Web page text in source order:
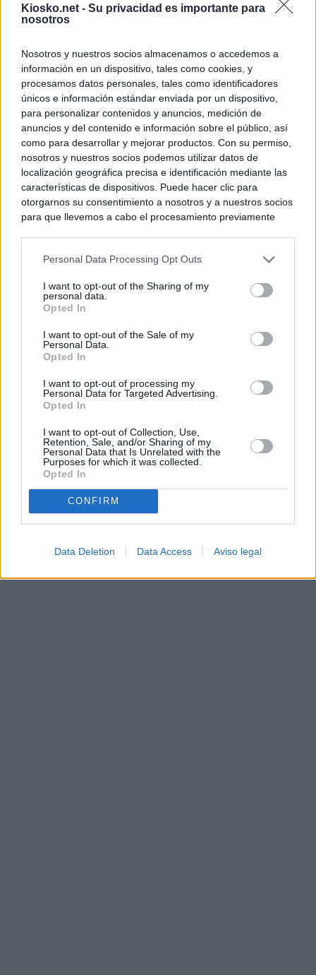
Kiosko.net - Su privacidad es importante para
nosotros
Nosotros y nuestros socios almacenamos o accedemos a
información en un dispositivo, tales como cookies, y
procesamos datos personales, tales como identificadores
únicos e información estándar enviada por un dispositivo,
para personalizar contenidos y anuncios, medición de
anuncios y del contenido e información sobre el público, así
como para desarrollar y mejorar productos. Con su permiso,
nosotros y nuestros socios podemos utilizar datos de
localización geográfica precisa e identificación mediante las
características de dispositivos. Puede hacer clic para
otorgarnos su consentimiento a nosotros y a nuestros socios
para que llevemos a cabo el procesamiento previamente
negar su consentimiento. Tenga en cuenta que algún
de su consentimiento, pero usted tiene el derecho de
rechazar tal procesamiento. Sus preferencias se aplicarán
cualquier momento entrando de nuevo en este sitio web o
visitando nuestra política de privacidad.
Personal Data Processing Opt Outs
I want to opt-out of the Sharing of my
personal data.
Opted In
I want to opt-out of the Sale of my
Personal Data.
Opted In
I want to opt-out of processing my
Personal Data for Targeted Advertising.
Opted In
I want to opt-out of Collection, Use,
Retention, Sale, and/or Sharing of my
Personal Data that Is Unrelated with the
Purposes for which it was collected.
Opted In
CONFIRM
Data Deletion Data Access Aviso legal